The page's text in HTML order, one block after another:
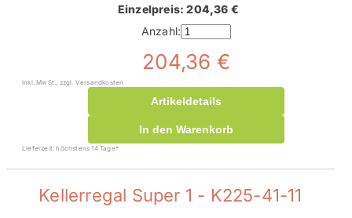
Einzelpreis: 204,36 €
Anzahl:
204,36 €
inkl. MwSt., zzgl. Versandkosten
Artikeldetails
In den Warenkorb
Lieferzeit: höchstens 14 Tage*
Kellerregal Super 1 - K225-41-11